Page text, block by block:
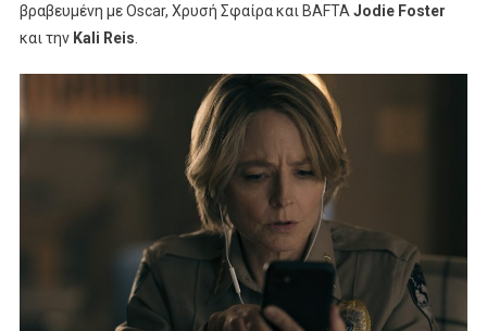
Night
Novacinema!
βραβευμένη με Oscar, Χρυσή Σφαίρα και BAFTA Jodie Foster
και την Kali Reis